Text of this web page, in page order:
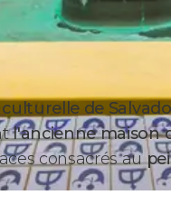
de
l'ancienne maison
consacrés au